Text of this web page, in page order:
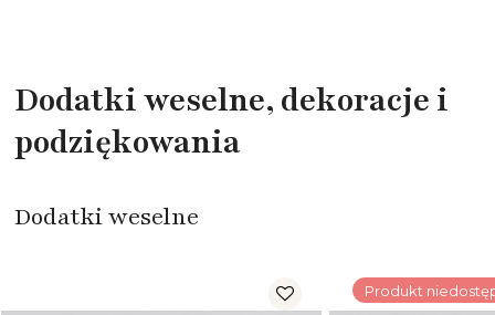
Dodatki weselne, dekoracje i
podziękowania
Dodatki weselne
Produkt